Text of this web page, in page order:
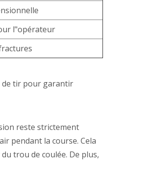
l"opérateur
de tir pour garantir
reste strictement
pendant la course. Cela
trou de coulée. De plus,